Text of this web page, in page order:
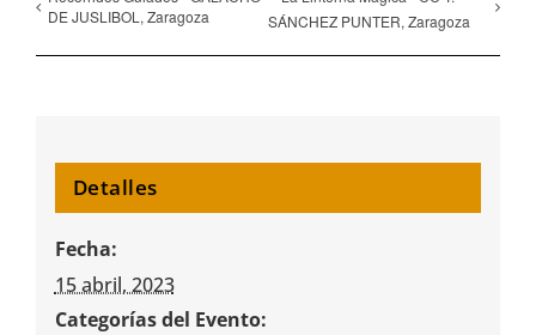
DE JUSLIBOL, Zaragoza
SÁNCHEZ PUNTER, Zaragoza
Detalles
Fecha:
15 abril, 2023
Categorías del Evento: